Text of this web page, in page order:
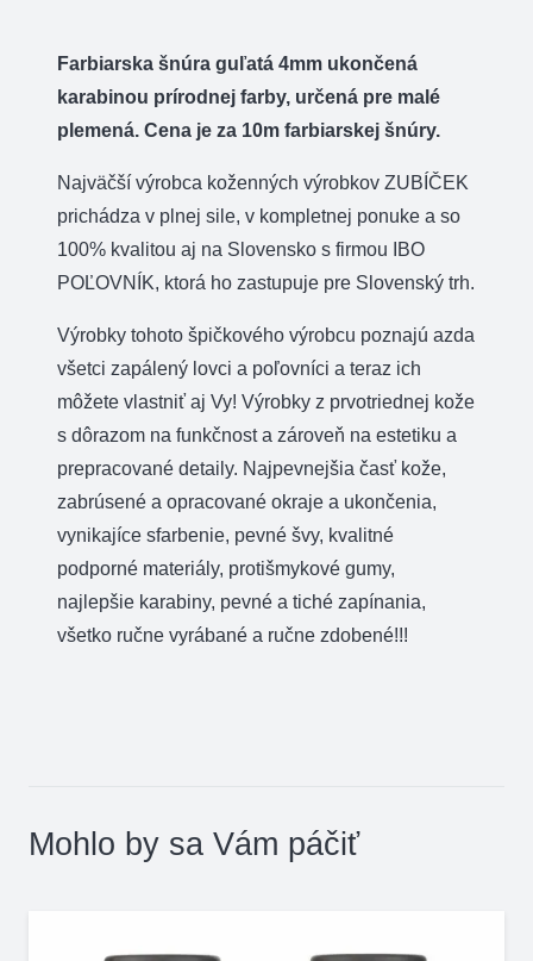
Farbiarska šnúra guľatá 4mm ukončená
karabinou prírodnej farby, určená pre malé
plemená. Cena je za 10m farbiarskej šnúry.
Najväčší výrobca koženných výrobkov ZUBÍČEK
prichádza v plnej sile, v kompletnej ponuke a so
100% kvalitou aj na Slovensko s firmou IBO
POĽOVNÍK, ktorá ho zastupuje pre Slovenský trh.
Výrobky tohoto špičkového výrobcu poznajú azda
všetci zapálený lovci a poľovníci a teraz ich
môžete vlastniť aj Vy! Výrobky z prvotriednej kože
s dôrazom na funkčnost a zároveň na estetiku a
prepracované detaily. Najpevnejšia časť kože,
zabrúsené a opracované okraje a ukončenia,
vynikajíce sfarbenie, pevné švy, kvalitné
podporné materiály, protišmykové gumy,
najlepšie karabiny, pevné a tiché zapínania,
všetko ručne vyrábané a ručne zdobené!!!
Mohlo by sa Vám páčiť